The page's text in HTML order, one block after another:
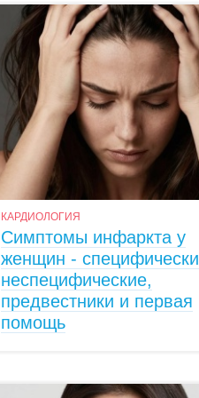
КАРДИОЛОГИЯ
Симптомы инфаркта у
женщин -
неспецифические,
предвестники и первая
помощь